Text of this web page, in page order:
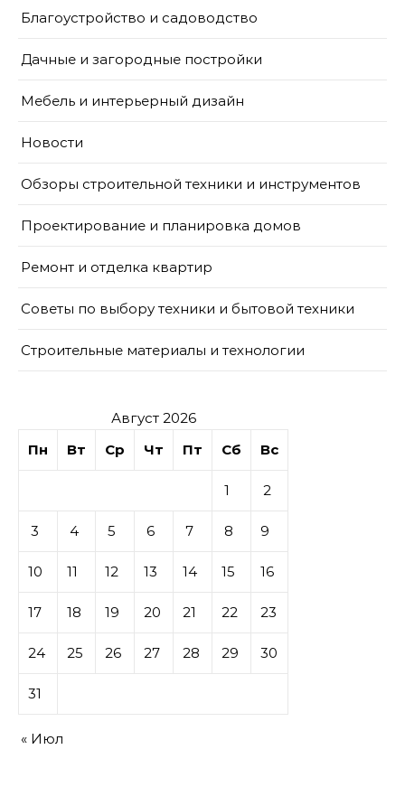
Благоустройство и садоводство
Дачные и загородные постройки
Мебель и интерьерный дизайн
Новости
Обзоры строительной техники и инструментов
Проектирование и планировка домов
Ремонт и отделка квартир
Советы по выбору техники и бытовой техники
Строительные материалы и технологии
Август 2026
Пн
Вт Ср Чт Пт Сб Вс
1 2
3 4 5 6 7 8 9
10 11 12 13 14 15 16
17 18 19 20 21 22 23
24 25 26 27 28 29 30
31
« Июл